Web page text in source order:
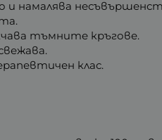
и намалява
тъмните кръгове.
клас.